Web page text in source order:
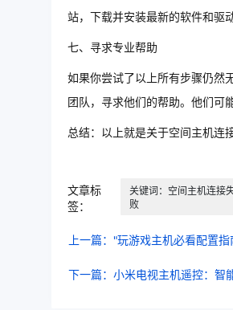
站，下载并安装最新的软件和驱
七、寻求专业帮助
如果你尝试了以上所有步骤仍然
团队，寻求他们的帮助。他们可
总结：以上就是关于空间主机连
文章标
签：
关键词：空间主机连接
败
上一篇："玩游戏主机必看配置
下一篇：小米电视主机遥控：